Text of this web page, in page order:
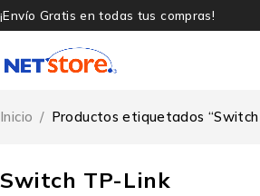
¡Envío Gratis en todas tus compras!
Switch TP-Link
Inicio / Productos etiquetados “Switch